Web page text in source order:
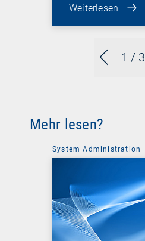
1 / 3
Weiterlesen
Mehr lesen?
System Administration